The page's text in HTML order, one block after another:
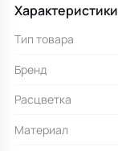
Характеристики
Тип товара
Бренд
Расцветка
Материал